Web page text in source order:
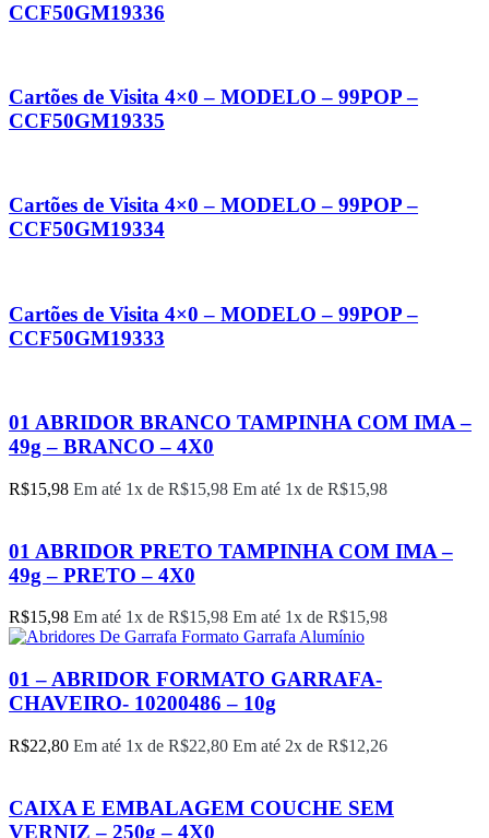
CCF50GM19336
Cartões de Visita 4×0 – MODELO – 99POP –
CCF50GM19335
Cartões de Visita 4×0 – MODELO – 99POP –
CCF50GM19334
Cartões de Visita 4×0 – MODELO – 99POP –
CCF50GM19333
01 ABRIDOR BRANCO TAMPINHA COM IMA –
49g – BRANCO – 4X0
R$15,98 Em até 1x de R$15,98 Em até 1x de R$15,98
01 ABRIDOR PRETO TAMPINHA COM IMA –
49g – PRETO – 4X0
R$15,98 Em até 1x de R$15,98 Em até 1x de R$15,98
01 – ABRIDOR FORMATO GARRAFA-
CHAVEIRO- 10200486 – 10g
R$22,80 Em até 1x de R$22,80 Em até 2x de R$12,26
CAIXA E EMBALAGEM COUCHE SEM
VERNIZ – 250g – 4X0